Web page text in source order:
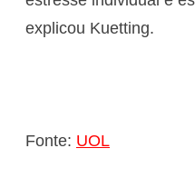
explicou Kuetting.
Fonte: UOL